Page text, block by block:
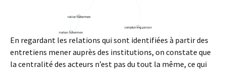
En regardant les relations qui sont identifiées à partir des
entretiens mener auprès des institutions, on constate que
la centralité des acteurs n’est pas du tout la même, ce qui